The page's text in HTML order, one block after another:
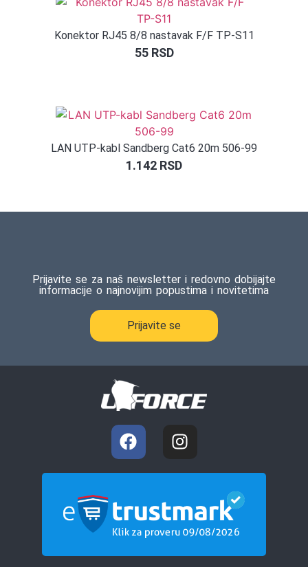
Konektor RJ45 8/8 nastavak F/F TP-S11
55 RSD
LAN UTP-kabl Sandberg Cat6 20m 506-99
1.142 RSD
Prijavite se za naš newsletter i redovno dobijajte
informacije o najnovijim popustima i novitetima
Prijavite se